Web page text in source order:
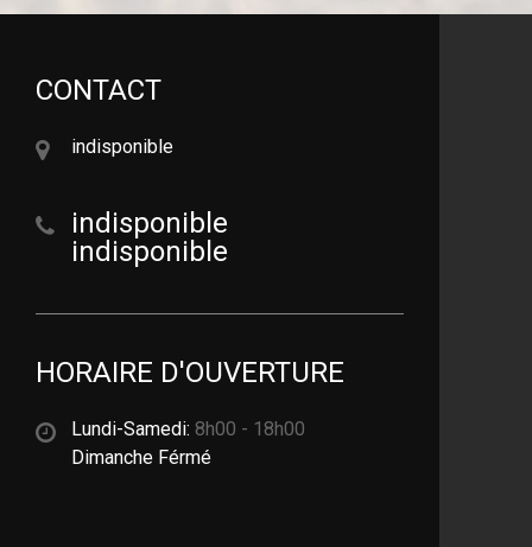
CONTACT
indisponible
indisponible
indisponible
HORAIRE D'OUVERTURE
Lundi-Samedi: 8h00 - 18h00
Dimanche Férmé